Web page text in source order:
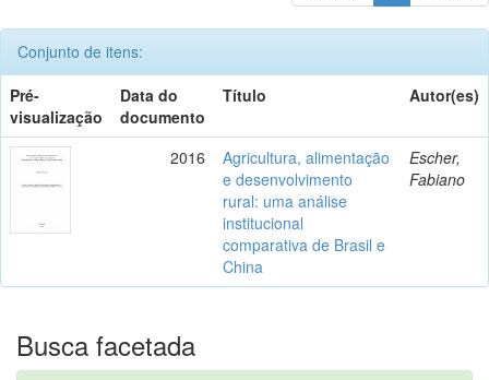
Conjunto de itens:
Pré-
visualização
Data do
documento
Título Autor(es)
2016
Agricultura, alimentação
e desenvolvimento
rural: uma análise
institucional
comparativa de Brasil e
China
Escher,
Fabiano
Busca facetada